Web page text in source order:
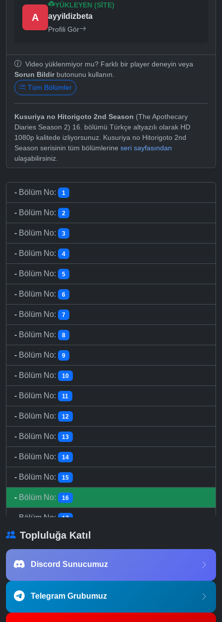
A
YÜKLEYEN (SITE)
ayyildizbeta
Profili Gör
Video yüklenmiyor mu? Farklı bir player deneyin veya
Sorun Bildirbutonunu kullanın.
Tüm Bölümler
Kusuriya no Hitorigoto 2nd Season (The Apothecary
Diaries Season 2) 16. bölümü Türkçe altyazılı olarak HD
1080p kalitede izliyorsunuz. Kusuriya no Hitorigoto 2nd
Season serisinin tüm bölümlerine seri sayfasından
ulaşabilirsiniz.
- Bölüm No: 1
- Bölüm No: 2
- Bölüm No: 3
- Bölüm No: 4
- Bölüm No: 5
- Bölüm No: 6
- Bölüm No: 7
- Bölüm No: 8
- Bölüm No: 9
- Bölüm No: 10
- Bölüm No: 11
- Bölüm No: 12
- Bölüm No: 13
- Bölüm No: 14
- Bölüm No: 15
- Bölüm No: 16
Bölüm No: 17
- Bölüm No: 18
-Bölüm No:
-Bölüm No: 21
Topluluğa Katıl
Discord Sunucumuz
Telegram Grubumuz